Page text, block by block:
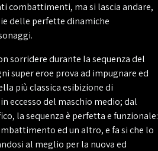
combattimenti, ma si lascia andare,
delle perfette dinamiche
sorridere durante la sequenza del
super eroe prova ad impugnare ed
più classica esibizione di
eccesso del maschio medio; dal
la sequenza è perfetta e funzionale:
ed un altro, e fa si che lo
al meglio per la nuova ed